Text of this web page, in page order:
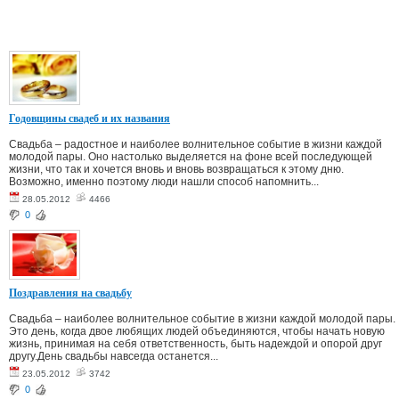
Годовщины свадеб и их названия
Свадьба – радостное и наиболее волнительное событие в жизни каждой
молодой пары. Оно настолько выделяется на фоне всей последующей
жизни, что так и хочется вновь и вновь возвращаться к этому дню.
Возможно, именно поэтому люди нашли способ напомнить...
28.05.2012 4466
0
Поздравления на свадьбу
Свадьба – наиболее волнительное событие в жизни каждой молодой пары.
Это день, когда двое любящих людей объединяются, чтобы начать новую
жизнь, принимая на себя ответственность, быть надеждой и опорой друг
другу.День свадьбы навсегда останется...
23.05.2012 3742
0